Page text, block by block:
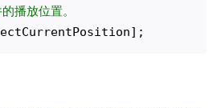
播放位置。